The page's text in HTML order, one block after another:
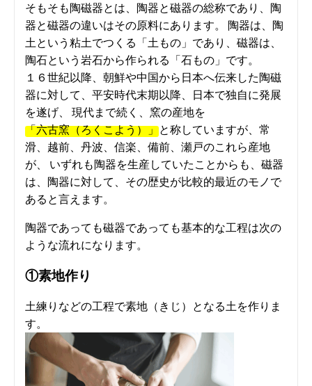
そもそも陶磁器とは、陶器と磁器の総称であり、陶
器と磁器の違いはその原料にあります。 陶器は、陶
土という粘土でつくる「土もの」であり、磁器は、
陶石という岩石から作られる「石もの」です。
１６世紀以降、朝鮮や中国から日本へ伝来した陶磁
器に対して、平安時代末期以降、日本で独自に発展
を遂げ、 現代まで続く、窯の産地を
「六古窯（ろくこよう）」と称していますが、常
滑、越前、丹波、信楽、備前、瀬戸のこれら産地
が、 いずれも陶器を生産していたことからも、磁器
は、陶器に対して、その歴史が比較的最近のモノで
あると言えます。
陶器であっても磁器であっても基本的な工程は次の
ような流れになります。
①素地作り
土練りなどの工程で素地（きじ）となる土を作りま
す。